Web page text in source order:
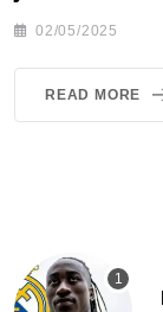
02/05/2025
READ MORE